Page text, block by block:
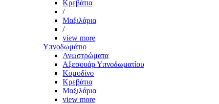
Κρεβάτια
/
Μαξιλάρια
/
view more
Υπνοδωμάτιο
Ανωστρώματα
Αξεσουάρ Υπνοδωματίου
Κομοδίνο
Κρεβάτια
Μαξιλάρια
view more